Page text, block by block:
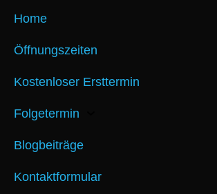
Home
Öffnungszeiten
Kostenloser Ersttermin
Folgetermin
Blogbeiträge
Kontaktformular